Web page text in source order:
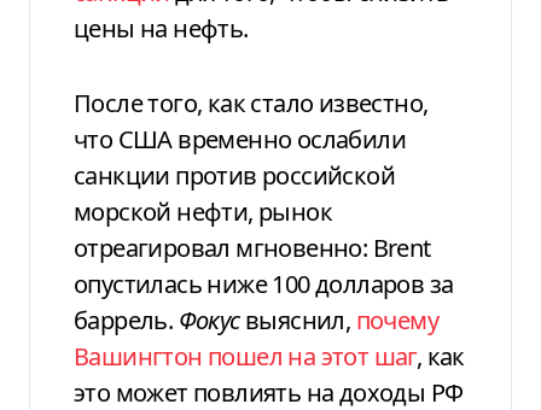
цены на нефть.
После того, как стало известно,
что США временно ослабили
санкции против российской
морской нефти, рынок
отреагировал мгновенно: Brent
опустилась ниже 100 долларов за
баррель. Фокусвыяснил, почему
Вашингтон пошел на этот шаг, как
это может повлиять на доходы РФ